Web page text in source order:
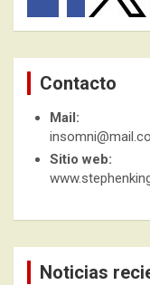
Contacto
Mail:
Sitio web:
Noticias